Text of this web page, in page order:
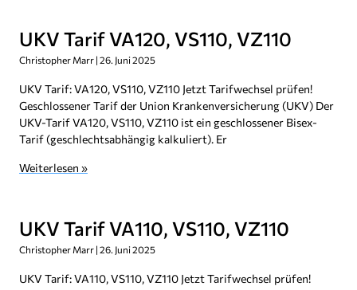
UKV Tarif VA120, VS110, VZ110
Christopher Marr 26. Juni 2025
UKV Tarif: VA120, VS110, VZ110 Jetzt Tarifwechsel prüfen!
Geschlossener Tarif der Union Krankenversicherung (UKV) Der
UKV-Tarif VA120, VS110, VZ110 ist ein geschlossener Bisex-
Tarif (geschlechtsabhängig kalkuliert). Er
Weiterlesen »
UKV Tarif VA110, VS110, VZ110
Christopher Marr 26. Juni 2025
UKV Tarif: VA110, VS110, VZ110 Jetzt Tarifwechsel prüfen!